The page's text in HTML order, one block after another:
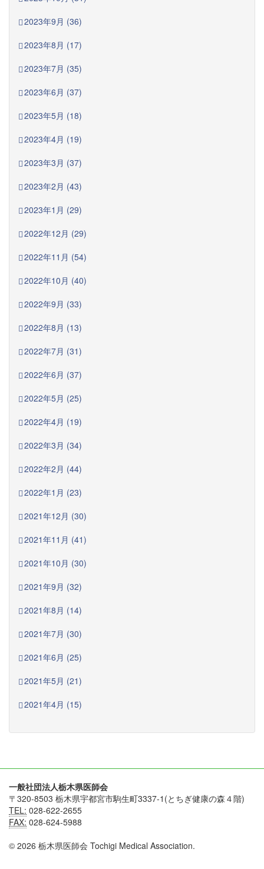
2023年9月 (36)
2023年8月 (17)
2023年7月 (35)
2023年6月 (37)
2023年5月 (18)
2023年4月 (19)
2023年3月 (37)
2023年2月 (43)
2023年1月 (29)
2022年12月 (29)
2022年11月 (54)
2022年10月 (40)
2022年9月 (33)
2022年8月 (13)
2022年7月 (31)
2022年6月 (37)
2022年5月 (25)
2022年4月 (19)
2022年3月 (34)
2022年2月 (44)
2022年1月 (23)
2021年12月 (30)
2021年11月 (41)
2021年10月 (30)
2021年9月 (32)
2021年8月 (14)
2021年7月 (30)
2021年6月 (25)
2021年5月 (21)
2021年4月 (15)
一般社団法人栃木県医師会
〒320-8503 栃木県宇都宮市駒生町3337-1(とちぎ健康の森４階)
TEL: 028-622-2655
FAX: 028-624-5988
© 2026 栃木県医師会 Tochigi Medical Association.